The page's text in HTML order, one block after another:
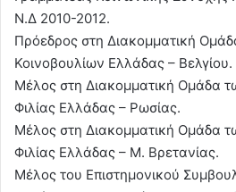
Ν.Δ 2010-2012.
Πρόεδρος στη Διακομματική
Κοινοβουλίων Ελλάδας – Βελγίου.
Μέλος στη Διακομματική Ομάδα
Φιλίας Ελλάδας – Ρωσίας.
Μέλος στη Διακομματική Ομάδα
Φιλίας Ελλάδας – Μ. Βρετανίας.
Mέλος του Επιστημονικού